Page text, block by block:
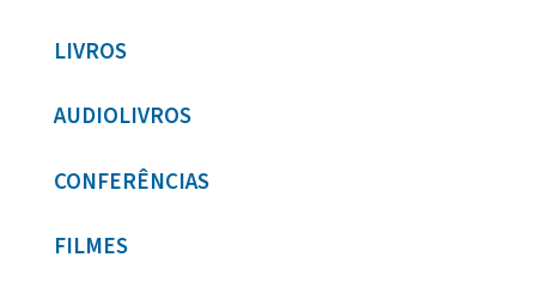
LIVROS
AUDIOLIVROS
CONFERÊNCIAS
FILMES